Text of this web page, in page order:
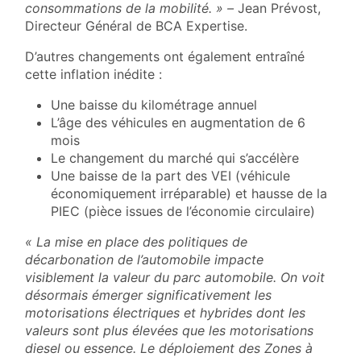
consommations de la mobilité. » –Jean Prévost,
Directeur Général de BCA Expertise.
D’autres changements ont également entraîné
cette inflation inédite :
Une baisse du kilométrage annuel
L’âge des véhicules en augmentation de 6
mois
Le changement du marché qui s’accélère
Une baisse de la part des VEI (véhicule
économiquement irréparable) et hausse de la
PIEC (pièce issues de l’économie circulaire)
« La mise en place des politiques de
décarbonation de l’automobile impacte
visiblement la valeur du parc automobile. On voit
désormais émerger significativement les
motorisations électriques et hybrides dont les
valeurs sont plus élevées que les motorisations
diesel ou essence. Le déploiement des Zones à